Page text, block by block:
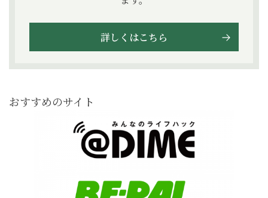
詳しくはこちら
おすすめのサイト